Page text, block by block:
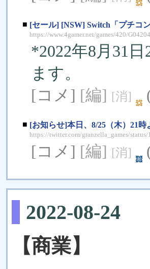
■ [セール] [NSW] Switch「プチコ
https://www.4gamer.net/games/420/
*2022年8月31
ます。
[コメ] [編] [消]
■ [お知らせ]本日、8/25（木）21
https://twitter.com/granzella_games/
[コメ] [編] [消]
2022-08-24
【商業】